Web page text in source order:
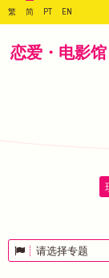
繁 简 PT EN
恋爱・电影馆
请选择专题